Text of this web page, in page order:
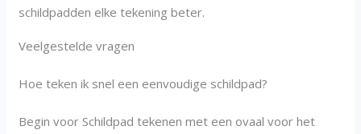
schildpadden elke tekening beter.
Veelgestelde vragen
Hoe teken ik snel een eenvoudige schildpad?
Begin voor Schildpad tekenen met een ovaal voor het